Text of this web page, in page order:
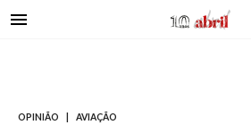
para
OPINIÃO AVIAÇÃO